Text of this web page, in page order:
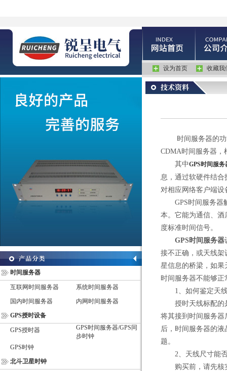
设为首页 收藏我
时间服务器
互联网时间服务器
系统时间服务器
国内时间服务器
内网时间服务器
GPS授时设备
GPS授时器
GPS时间服务器/GPS同
步时钟
GPS时钟
北斗卫星时钟
时间服务器的功能
CDMA时间服务器，
其中GPS时间服务
息，通过软硬件结
对相应网络客户端设
GPS时间服务器解
本。它能为通信、
度标准时间信号。
GPS时间服务器
接不正确，或天线架
星信息的桥梁，如
时间服务器不能够
1、如何鉴定天线
授时天线标配的是
将其接到时间服务器
后，时间服务器的
题。
2、天线尺寸能否
购买前，请先核实